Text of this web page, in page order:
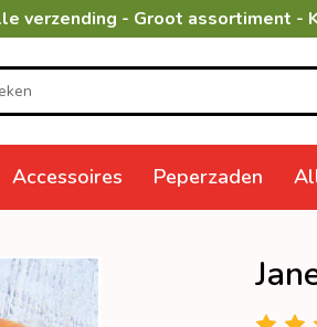
verzending - Groot assortiment -
Accessoires Peperzaden